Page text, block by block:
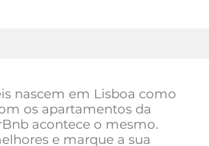
nascem em Lisboa como
os apartamentos da
acontece o mesmo.
e marque a sua